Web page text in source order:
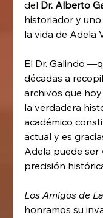
del Dr. Alberto
historiador y
la vida de Adela
El Dr. Galindo
décadas a
archivos que
la verdadera
académico
actual y es
Adela puede ser
precisión
Los Amigos de
honramos su